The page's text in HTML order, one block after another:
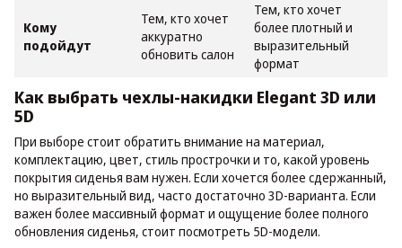
Кому
подойдут
Тем, кто хочет
аккуратно
обновить салон
Тем, кто хочет
более плотный и
выразительный
формат
Как выбрать чехлы-накидки Elegant 3D или
5D
При выборе стоит обратить внимание на материал,
комплектацию, цвет, стиль прострочки и то, какой уровень
покрытия сиденья вам нужен. Если хочется более сдержанный,
но выразительный вид, часто достаточно 3D-варианта. Если
важен более массивный формат и ощущение более полного
обновления сиденья, стоит посмотреть 5D-модели.